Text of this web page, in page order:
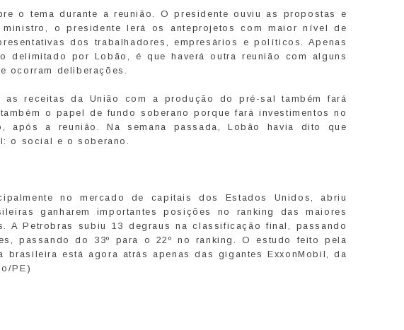
o tema durante a reunião. O presidente ouviu as propostas e
o presidente lerá os anteprojetos com maior nível de
dos trabalhadores, empresários e políticos. Apenas
delimitado por Lobão, é que haverá outra reunião com alguns
ocorram deliberações.
receitas da União com a produção do pré-sal também fará
o papel de fundo soberano porque fará investimentos no
após a reunião. Na semana passada, Lobão havia dito que
o social e o soberano.
no mercado de capitais dos Estados Unidos, abriu
ganharem importantes posições no ranking das maiores
A Petrobras subiu 13 degraus na classificação final, passando
passando do 33º para o 22º no ranking. O estudo feito pela
brasileira está agora atrás apenas das gigantes ExxonMobil, da
PE)